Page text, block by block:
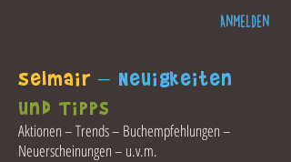
Anmelden
Selmair – Neuigkeiten
und Tipps
Aktionen – Trends – Buchempfehlungen –
Neuerscheinungen – u.v.m.